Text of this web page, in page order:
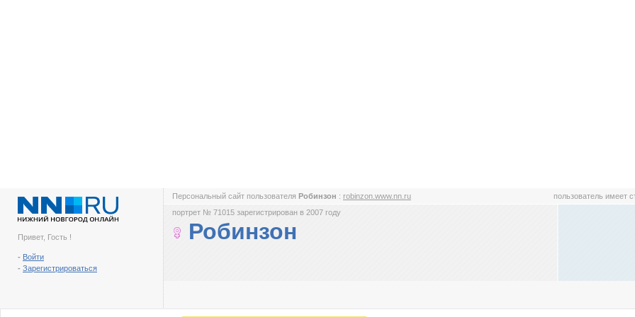
Привет, Гость !
- Войти
- Зарегистрироваться
Персональный сайт пользователя Робинзон : robinzon.www.nn.ru пользователь имеет
портрет № 71015 зарегистрирован в 2007 году
Робинзон